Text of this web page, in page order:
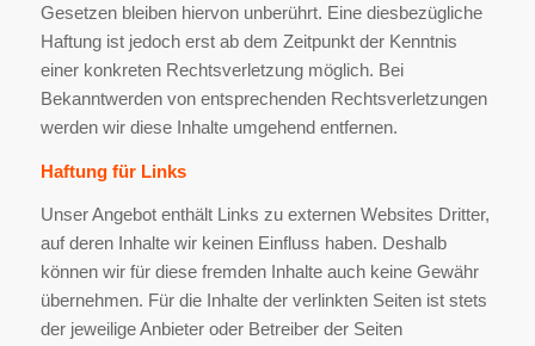
Gesetzen bleiben hiervon unberührt. Eine diesbezügliche
Haftung ist jedoch erst ab dem Zeitpunkt der Kenntnis
einer konkreten Rechtsverletzung möglich. Bei
Bekanntwerden von entsprechenden Rechtsverletzungen
werden wir diese Inhalte umgehend entfernen.
Haftung für Links
Unser Angebot enthält Links zu externen Websites Dritter,
auf deren Inhalte wir keinen Einfluss haben. Deshalb
können wir für diese fremden Inhalte auch keine Gewähr
übernehmen. Für die Inhalte der verlinkten Seiten ist stets
der jeweilige Anbieter oder Betreiber der Seiten